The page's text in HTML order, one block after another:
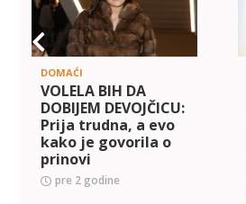
DOMAĆI
VOLELA BIH DA
DOBIJEM DEVOJČICU:
Prija trudna, a evo
kako je govorila o
prinovi
pre 2 godine